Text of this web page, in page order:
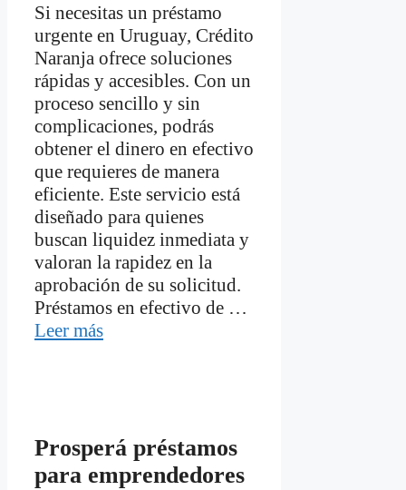
Si necesitas un préstamo
urgente en Uruguay, Crédito
Naranja ofrece soluciones
rápidas y accesibles. Con un
proceso sencillo y sin
complicaciones, podrás
obtener el dinero en efectivo
que requieres de manera
eficiente. Este servicio está
diseñado para quienes
buscan liquidez inmediata y
valoran la rapidez en la
aprobación de su solicitud.
Préstamos en efectivo de …
Leer más
Prosperá préstamos
para emprendedores